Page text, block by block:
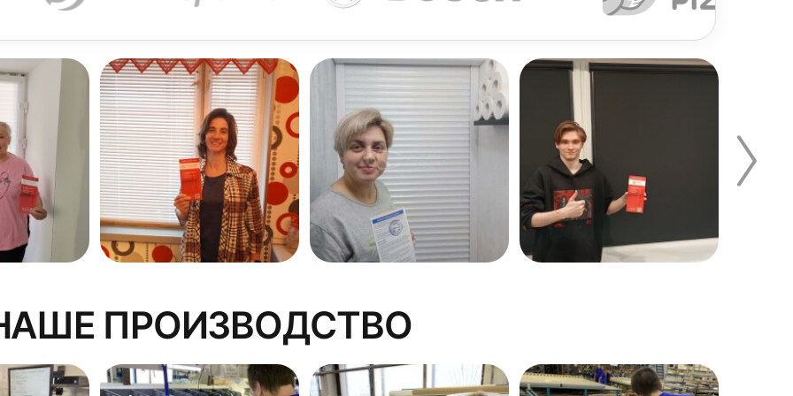
проем нестандартной формы: арочный, ромбовидный, полукруглый, асимметричный. Также этот
периметра или отделки.
ПРОИЗВОДСТВО